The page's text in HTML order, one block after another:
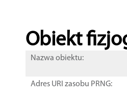
Obiekt
Nazwa obiektu:
Adres URI zasobu PRNG: